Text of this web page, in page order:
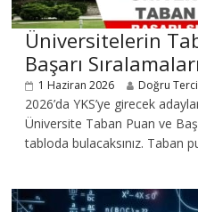
Üniversitelerin
Başarı
1 Haziran 2026 Doğru
2026’da YKS’ye girecek
Üniversite Taban Puan ve
tabloda bulacaksınız. Taban